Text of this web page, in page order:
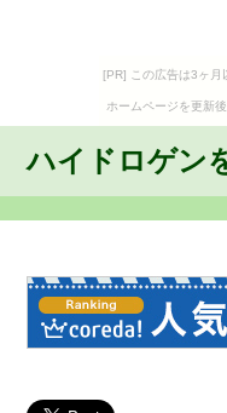
[PR] この広告は3ヶ月
ホームページを更新
ハイドロゲン